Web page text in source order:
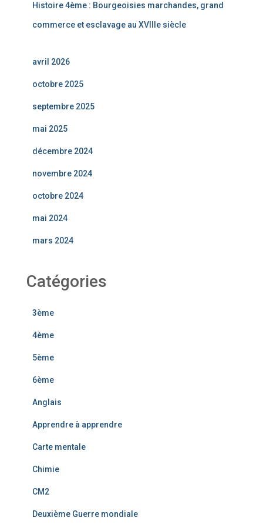
Histoire 4ème : Bourgeoisies marchandes, grand
commerce et esclavage au XVIIIe siècle
avril 2026
octobre 2025
septembre 2025
mai 2025
décembre 2024
novembre 2024
octobre 2024
mai 2024
mars 2024
Catégories
3ème
4ème
5ème
6ème
Anglais
Apprendre à apprendre
Carte mentale
Chimie
CM2
Deuxième Guerre mondiale